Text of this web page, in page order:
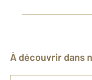
À découvrir dans